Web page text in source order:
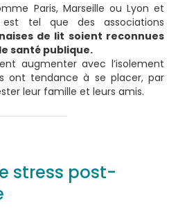
Paris, Marseille ou Lyon et
est tel que des associations
de lit soient reconnues
santé publique.
augmenter avec l’isolement
ont tendance à se placer, par
leur famille et leurs amis.
stress post-